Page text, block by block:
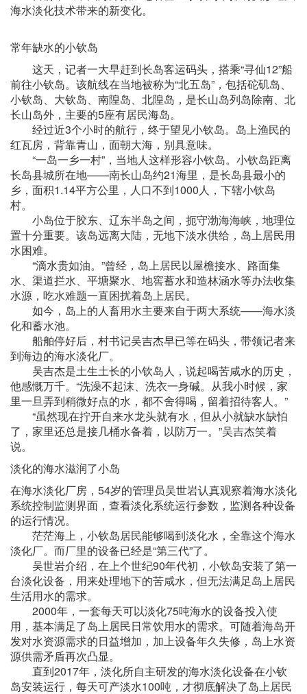
海水淡化技术带来的新变化。
常年缺水的小钦岛
这天，记者一大早赶到长岛客运码头，搭乘“寻仙12”船
前往小钦岛。该航线在当地被称为“北五岛”，包括砣矶岛、
小钦岛、大钦岛、南隍岛、北隍岛，是长山岛列岛除南、北
长山岛外，主要的5座有居民海岛。
经过近3个小时的航行，终于望见小钦岛。岛上渔民的
红瓦房，背靠青山，面朝大海，别具意味。
“一岛一乡一村”，当地人这样形容小钦岛。小钦岛距离
长岛县城所在地——南长山岛约21海里，是长岛县最小的
乡，面积1.14平方公里，人口不到1000人，下辖小钦岛
村。
小岛位于胶东、辽东半岛之间，扼守渤海海峡，地理位
置十分重要。该岛远离大陆，无地下淡水供给，岛上居民用
水困难。
“滴水贵如油。”曾经，岛上居民以屋檐接水、路面集
水、渠道拦水、平塘聚水、地窖蓄水和造林涵水等办法收集
水源，吃水难题一直困扰着岛上居民。
如今，岛上的人畜用水主要来自于两大系统——海水淡
化和蓄水池。
船舶停好后，村书记吴吉杰早已等在码头，带领记者来
到海边的海水淡化厂。
吴吉杰是土生土长的小钦岛人，说起喝苦咸水的历史，
他感慨万千。“洗澡不起沫、洗衣一身碱。从我小时候，家
里一旦弄到稍微好点的水，都不舍得喝，留着招待客人。”
“虽然现在拧开自来水龙头就有水，但从小就缺水缺怕
了，家里还总是接几桶水备着，以防万一。”吴吉杰笑着
说。
淡化的海水滋润了小岛
在海水淡化厂房，54岁的管理员吴世岩认真观察着海水淡化
系统控制监测界面，查看淡化系统运行参数，监测各种设备
的运行情况。
茫茫海上，小钦岛居民能够喝到淡化水，全靠这个海水
淡化厂。而厂里的设备已经是“第三代”了。
吴世岩介绍，在上个世纪90年代初，小钦岛安装了第一
台淡化设备，用来处理地下的苦咸水，但无法满足岛上居民
生活用水的需求。
2000年，一套每天可以淡化75吨海水的设备投入使
用，基本满足了岛上居民日常饮用水的需求。可随着海岛开
发对水资源需求的日益增加，加上设备年久失修，岛上水资
源供需矛盾再次凸显。
直到2017年，淡化所自主研发的海水淡化设备在小钦
岛安装运行，每天可产淡水100吨，才彻底解决了岛上居民